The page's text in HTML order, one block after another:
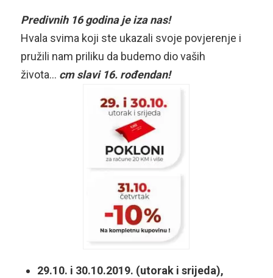
Predivnih 16 godina je iza nas!
Hvala svima koji ste ukazali svoje povjerenje i
pružili nam priliku da budemo dio vaših
života… cm slavi 16. rođendan!
29.10. i 30.10.2019. (utorak i srijeda),